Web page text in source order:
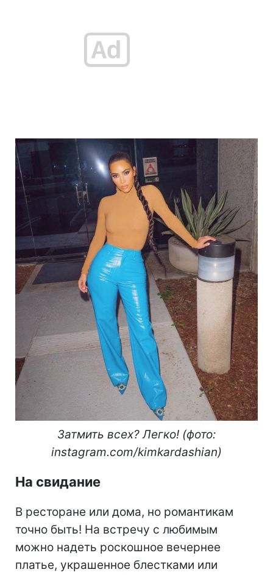
Затмить всех? Легко! (фото:
instagram.com/kimkardashian)
На свидание
В ресторане или дома, но романтикам
точно быть! На встречу с любимым
можно надеть роскошное вечернее
платье, украшенное блестками или